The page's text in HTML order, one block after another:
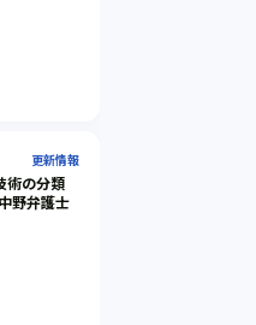
更新情報
術の分類
野弁護士